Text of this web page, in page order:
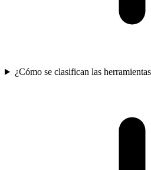
¿Cómo se clasifican las